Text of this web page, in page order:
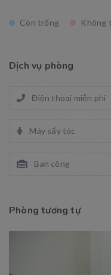
Còn trống Không
Dịch vụ phòng
Điện thoại miễn phí
Máy sấy tóc
Ban công
Phòng tương tự